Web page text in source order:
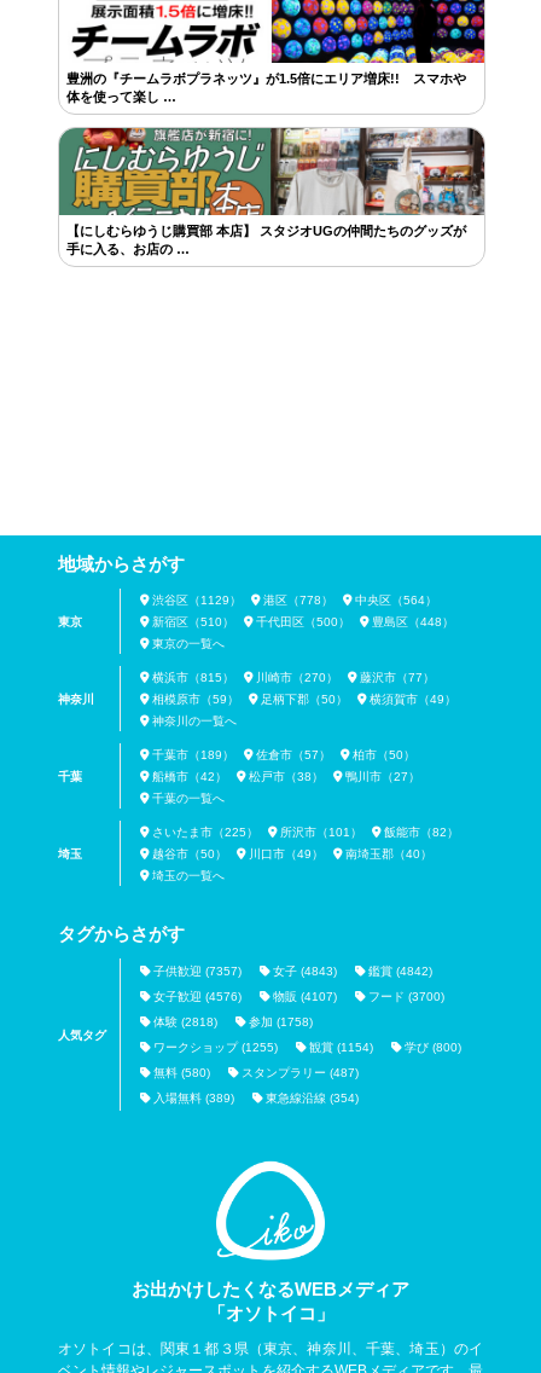
豊洲の『チームラボプラネッツ』が1.5倍にエリア増床!! スマホや
体を使って楽し …
【にしむらゆうじ購買部 本店】 スタジオUGの仲間たちのグッズが
手に入る、お店の …
地域からさがす
東京
渋谷区（1129） 港区（778）
中央区（564）
新宿区（510）
千代田区（500）
豊島区（448）
東京の一覧へ
神奈川
横浜市（815） 川崎市（270）
藤沢市（77）
相模原市（59）
足柄下郡（50）
横須賀市（49）
神奈川の一覧へ
千葉
千葉市（189） 佐倉市（57）
柏市（50）
船橋市（42）
松戸市（38）
鴨川市（27）
千葉の一覧へ
埼玉
さいたま市（225） 所沢市（101）
飯能市（82）
越谷市（50）
川口市（49）
南埼玉郡（40）
埼玉の一覧へ
タグからさがす
人気タグ
子供歓迎 (7357) 女子 (4843)
鑑賞 (4842)
女子歓迎 (4576)
物販 (4107)
フード (3700)
体験 (2818)
参加 (1758)
ワークショップ (1255)
観賞 (1154)
学び (800)
無料 (580)
スタンプラリー (487)
入場無料 (389)
東急線沿線 (354)
お出かけしたくなるWEBメディア
「オソトイコ」
オソトイコは、関東１都３県（東京、神奈川、千葉、埼玉）のイ